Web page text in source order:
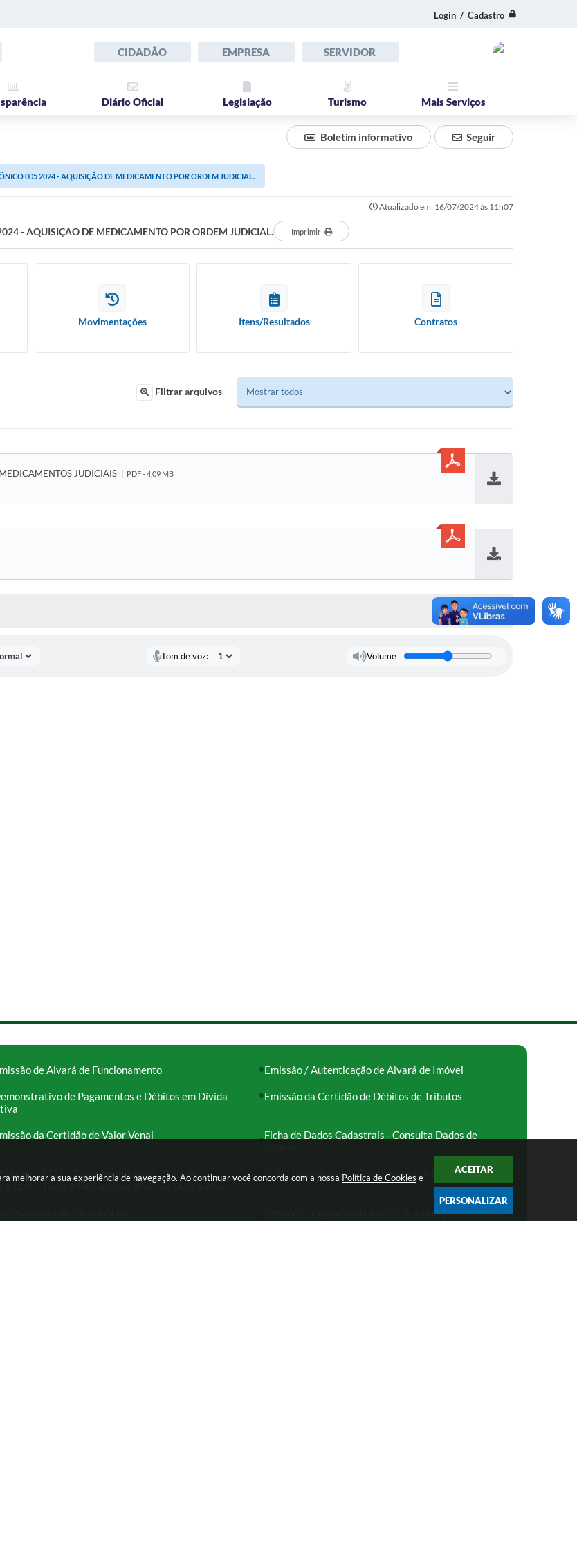
melhorar a sua experiência de navegação. Ao continuar você concorda com a nossa Política de Cookies e
ACEITAR
PERSONALIZAR
Login / Cadastro
CIDADÃO EMPRESA SERVIDOR
Diário Oficial Legislação Turismo Mais Serviços
Seguir
Boletim informativo
005 2024 - AQUISIÇÃO DE MEDICAMENTO POR ORDEM JUDICIAL.
Atualizado em: 16/07/2024 às 11h07
- AQUISIÇÃO DE MEDICAMENTO POR ORDEM JUDICIAL. Imprimir
Movimentações Itens/Resultados Contratos
Filtrar arquivos
JUDICIAIS PDF - 4,09 MB
Tom de voz: Volume
de Alvará de Funcionamento Emissão / Autenticação de Alvará de Imóvel
de Pagamentos e Débitos em Dívida
Emissão da Certidão de Débitos de Tributos
da Certidão de Valor Venal
Ficha de Dados Cadastrais - Consulta Dados de
Via de I.P.T.U. / Taxas Imobiliárias, 2ª via de
/ Taxas Mobiliárias e 2ª via de Dívida Ativa
ITBI - Imposto sobre Transmissão de Bens Imóveis
Serviços integrados de abertura, alteração, emissão
de alvará e encerramento de empresas – Facilita SP